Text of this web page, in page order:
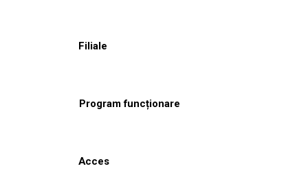
Filiale
Program funcționare
Acces